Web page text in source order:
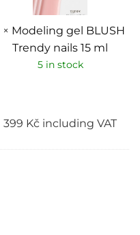
× Modeling gel BLUSH
Trendy nails 15 ml
5 in stock
399 Kč including VAT